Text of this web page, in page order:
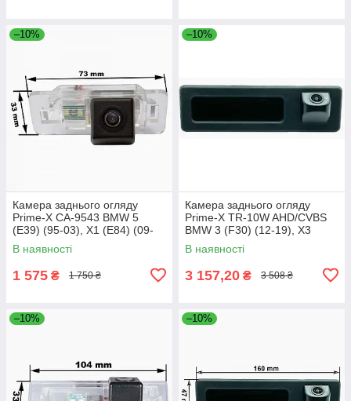
–10%
Камера заднього огляду
Prime-X CA-9543 BMW 5
(E39) (95-03), X1 (E84) (09-
15), X3 (E83) (03-10), X5
(F15) (13-18),
В наявності
1 575 ₴ 1 750 ₴
–10%
Камера заднього огляду
Prime-X TR-10W AHD/CVBS
BMW 3 (F30) (12-19), X3
(F25) (10-17), 5
(F10/F11/F07) (10-17)
В наявності
3 157,20 ₴ 3 508 ₴
–10% –10%